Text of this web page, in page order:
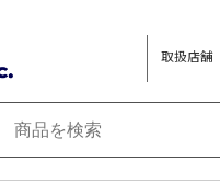
取扱店舗